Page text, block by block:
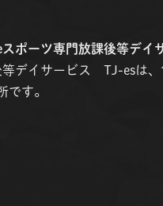
スポーツ専門放課後等デイ
等デイサービス TJ-esは
です。